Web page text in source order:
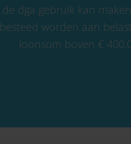
de dga gebruik kan
besteed worden aan
loonsom boven €